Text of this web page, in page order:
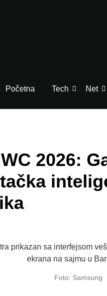
Početna Tech Net
2026:
Foto: Samsung